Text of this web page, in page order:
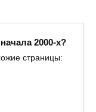
2000-х?
страницы: